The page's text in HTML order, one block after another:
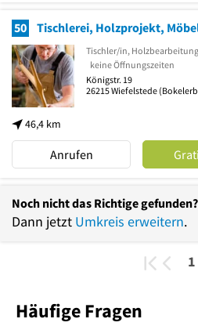
50 Tischlerei, Holzprojekt,
46,4 km
Tischler/in,
keine Öffnungszeiten
Königstr. 19
26215Wiefelstede
Anrufen
Noch nicht das Richtige gefunden?
Dann jetzt Umkreis erweitern.
1
Häufige Fragen